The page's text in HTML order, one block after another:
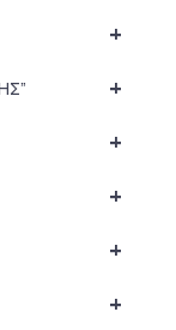
+
+
+
+
+
+